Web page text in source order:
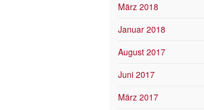
März 2018
Januar 2018
August 2017
Juni 2017
März 2017